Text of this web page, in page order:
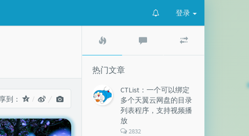
登录
到：
文
章
评
文
热门文章
CTList：一个可以绑定
多个天翼云网盘的目录
列表程序，支持视频播
放
评
2832